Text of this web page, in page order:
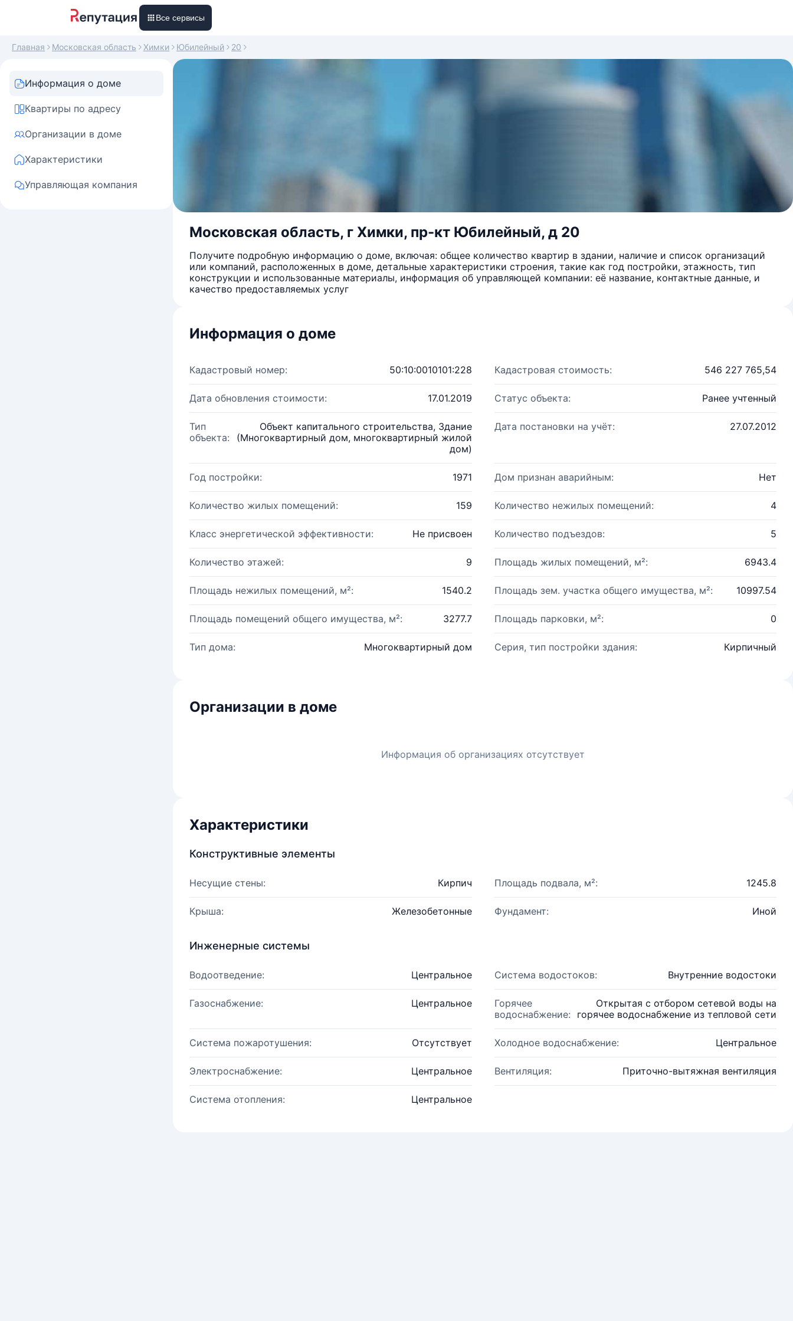
Все сервисы
Главная Московская область Химки Юбилейный 20
Информация о доме
Квартиры по адресу
Организации в доме
Характеристики
Управляющая компания
Московская область, г Химки, пр-кт Юбилейный, д 20
Получите подробную информацию о доме, включая: общее количество квартир в здании, наличие и список организаций
или компаний, расположенных в доме, детальные характеристики строения, такие как год постройки, этажность, тип
конструкции и использованные материалы, информация об управляющей компании: её название, контактные данные, и
качество предоставляемых услуг
Информация о доме
Кадастровый номер: 50:10:0010101:228 Кадастровая стоимость: 546 227 765,54
Дата обновления стоимости: 17.01.2019 Статус объекта: Ранее учтенный
Тип
объекта:
Объект капитального строительства, Здание
(Многоквартирный дом, многоквартирный жилой
дом)
Дата постановки на учёт: 27.07.2012
Год постройки: 1971 Дом признан аварийным: Нет
Количество жилых помещений: 159 Количество нежилых помещений: 4
Класс энергетической эффективности: Не присвоен Количество подъездов: 5
Количество этажей: 9 Площадь жилых помещений, м²: 6943.4
Площадь нежилых помещений, м²: 1540.2 Площадь зем. участка общего имущества, м²: 10997.54
Площадь помещений общего имущества, м²: 3277.7 Площадь парковки, м²: 0
Тип дома: Многоквартирный дом Серия, тип постройки здания: Кирпичный
Организации в доме
Информация об организациях отсутствует
Характеристики
Конструктивные элементы
Несущие стены: Кирпич Площадь подвала, м²: 1245.8
Крыша: Железобетонные Фундамент: Иной
Инженерные системы
Водоотведение: Центральное Система водостоков: Внутренние водостоки
Газоснабжение: Центральное
Горячее
водоснабжение:
Открытая с отбором сетевой воды на
горячее водоснабжение из тепловой сети
Система пожаротушения: Отсутствует Холодное водоснабжение: Центральное
Электроснабжение: Центральное Вентиляция: Приточно-вытяжная вентиляция
Система отопления: Центральное